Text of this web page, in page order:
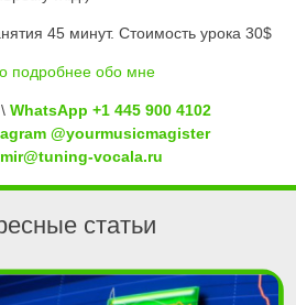
45 минут. Стоимость урока 30$
подробнее обо мне
WhatsApp +1 445 900 4102
@yourmusicmagister
vocala.ru
статьи